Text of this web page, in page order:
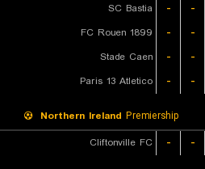
SC Bastia
- -
FC Rouen 1899
- -
Stade Caen
- -
Paris 13 Atletico
- -
Northern Ireland Premiership
Cliftonville FC
- -